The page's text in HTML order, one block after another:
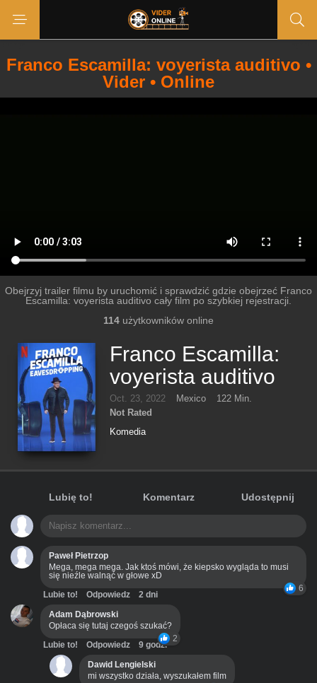
Franco Escamilla: voyerista auditivo •
Vider • Online
Obejrzyj trailer filmu by uruchomić i sprawdzić gdzie obejrzeć Franco
Escamilla: voyerista auditivo cały film po szybkiej rejestracji.
114 użytkowników online
Franco Escamilla:
voyerista auditivo
Oct. 23, 2022 Mexico
122 Min.
Not Rated
Komedia
Lubię to! Komentarz Udostępnij
Paweł Pietrzop
Mega, mega mega. Jak ktoś mówi, że kiepsko wygląda to musi
się nieźle walnąć w głowe xD
6
Lubie to! Odpowiedz
2 dni
Adam Dąbrowski
Opłaca się tutaj czegoś szukać?
2
Lubie to! Odpowiedz
9 godz.
Dawid Lengielski
mi wszystko działa, wyszukałem film